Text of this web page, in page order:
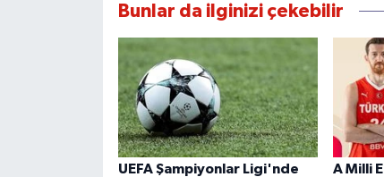
Bunlar da ilginizi çekebilir
UEFA Şampiyonlar Ligi'nde
A Milli